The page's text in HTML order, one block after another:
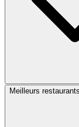
Meilleurs